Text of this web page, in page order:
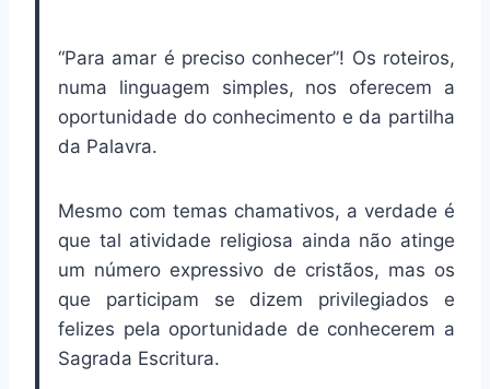
“Para amar é preciso conhecer”! Os roteiros,
numa linguagem simples, nos oferecem a
oportunidade do conhecimento e da partilha
da Palavra.
Mesmo com temas chamativos, a verdade é
que tal atividade religiosa ainda não atinge
um número expressivo de cristãos, mas os
que participam se dizem privilegiados e
felizes pela oportunidade de conhecerem a
Sagrada Escritura.